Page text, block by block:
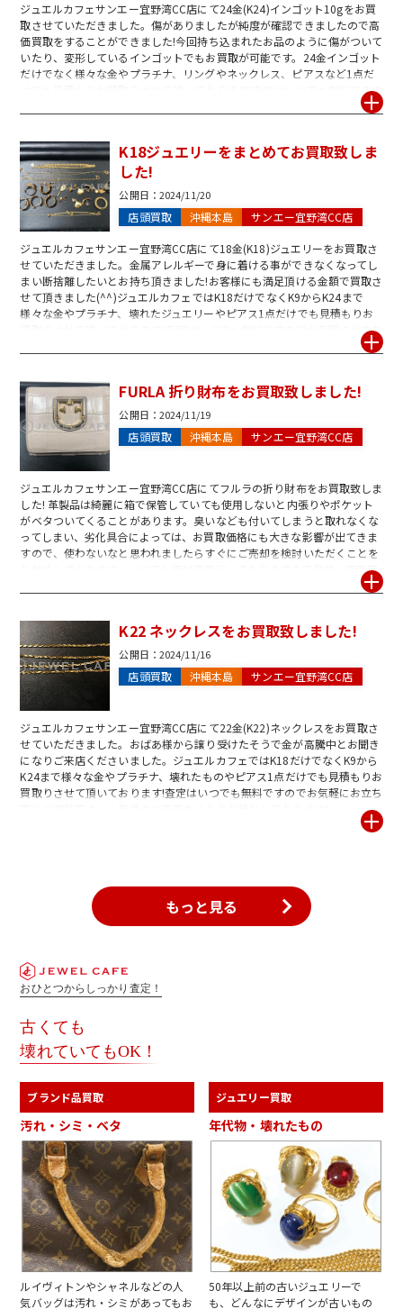
ジュエルカフェサンエー宜野湾CC店にて24金(K24)インゴット10gをお買
取させていただきました。傷がありましたが純度が確認できましたので高
価買取をすることができました!今回持ち込まれたお品のように傷がついて
いたり、変形しているインゴットでもお買取が可能です。24金インゴット
だけでなく様々な金やプラチナ、リングやネックレス、ピアスなど1点だ
けでも見積もりお買取りさせて頂いております!査定はいつでも無料ですの
でお気軽にお立ち寄りご相談下さい。皆様のご来店を心よりお待ちしてお
K18ジュエリーをまとめてお買取致しま
した!
公開日： 2024/11/20
店頭買取 沖縄本島 サンエー宜野湾CC店
ジュエルカフェサンエー宜野湾CC店にて18金(K18)ジュエリーをお買取さ
せていただきました。金属アレルギーで身に着ける事ができなくなってし
まい断捨離したいとお持ち頂きました!お客様にも満足頂ける金額で買取さ
せて頂きました(^^)ジュエルカフェではK18だけでなくK9からK24まで
様々な金やプラチナ、壊れたジュエリーやピアス1点だけでも見積もりお
買取りさせて頂いております!査定はいつでも無料ですのでお気軽にお立ち
寄りご相談下さい。お見積りだけでも大歓迎です♪スタッフ一同皆様のご
FURLA 折り財布をお買取致しました!
公開日： 2024/11/19
店頭買取 沖縄本島 サンエー宜野湾CC店
ジュエルカフェサンエー宜野湾CC店にてフルラの折り財布をお買取致しま
した! 革製品は綺麗に箱で保管していても使用しないと内張りやポケット
がベタついてくることがあります。臭いなども付いてしまうと取れなくな
ってしまい、劣化具合によっては、お買取価格にも大きな影響が出てきま
すので、使わないなと思われましたらすぐにご売却を検討いただくことを
お勧めしております。いつでも無料査定行っておりますので是非一度査定
にお持ち込みください。査定の見積もりだけでも大歓迎です!ご来店心より
K22 ネックレスをお買取致しました!
公開日： 2024/11/16
店頭買取 沖縄本島 サンエー宜野湾CC店
ジュエルカフェサンエー宜野湾CC店にて22金(K22)ネックレスをお買取さ
せていただきました。おばあ様から譲り受けたそうで金が高騰中とお聞き
になりご来店くださいました。ジュエルカフェではK18だけでなくK9から
K24まで様々な金やプラチナ、壊れたものやピアス1点だけでも見積もりお
買取りさせて頂いております!査定はいつでも無料ですのでお気軽にお立ち
もっと見る
おひとつからしっかり査定！
古くても
壊れていてもOK！
ブランド品買取
汚れ・シミ・ベタ
ルイヴィトンやシャネルなどの人
気バッグは汚れ・シミがあってもお
ジュエリー買取
年代物・壊れたもの
50年以上前の古いジュエリーで
も、どんなにデザインが古いもの